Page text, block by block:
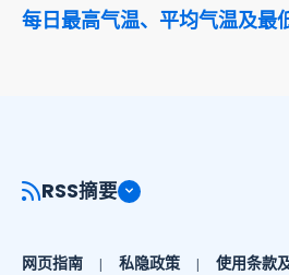
每日最高气温、平均气温及最
RSS摘要
网页指南 私隐政策 使用条款